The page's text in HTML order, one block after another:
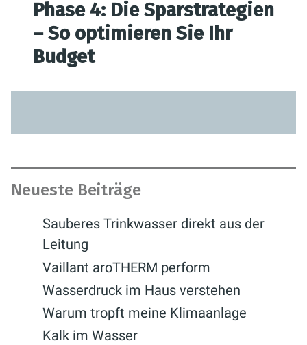
Phase 4: Die Sparstrategien
– So optimieren Sie Ihr
Budget
Neueste Beiträge
Sauberes Trinkwasser direkt aus der
Leitung
Vaillant aroTHERM perform
Wasserdruck im Haus verstehen
Warum tropft meine Klimaanlage
Kalk im Wasser